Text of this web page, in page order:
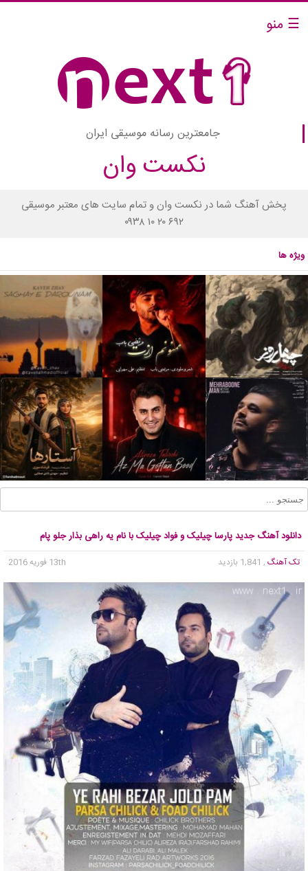
☰ منو
جامعترین رسانه موسیقی ایران
نکست وان
پخش آهنگ شما در نکست وان و تمام سایت های معتبر موسیقی
۰۹۳۸ ۱۰ ۲۰ ۶۹۲
ویژه ها
دانلود آهنگ جدید پارسا چیلیک و فواد چیلیک با نام یه راهی بذار جلو پام
تک آهنگ , 1,841 بازدید 13th فوریه 2016